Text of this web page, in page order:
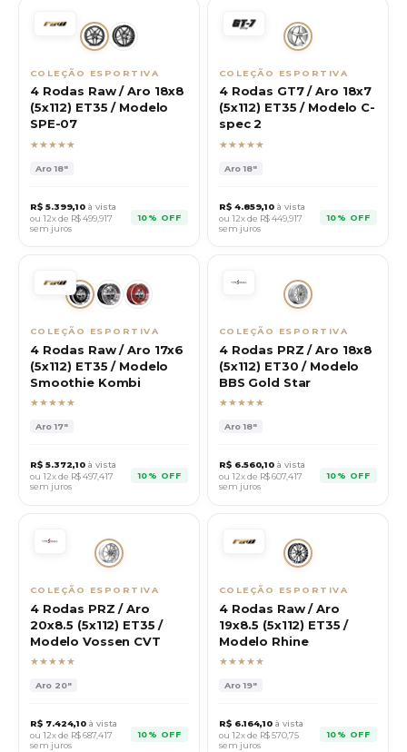
COLEÇÃO ESPORTIVA
4 Rodas Raw / Aro 18x8
(5x112) ET35 / Modelo
SPE-07
★★★★★
Aro18"
R$ 5.399,10 à vista
ou 12x de R$499,917
sem juros
10% OFF
COLEÇÃO ESPORTIVA
4 Rodas GT7 / Aro 18x7
(5x112) ET35 / Modelo C-
spec 2
★★★★★
Aro18"
R$ 4.859,10 à vista
ou 12x de R$449,917
sem juros
10% OFF
COLEÇÃO ESPORTIVA
4 Rodas Raw / Aro 17x6
(5x112) ET35 / Modelo
Smoothie Kombi
★★★★★
Aro17"
R$ 5.372,10 à vista
ou 12x de R$497,417
sem juros
10% OFF
COLEÇÃO ESPORTIVA
4 Rodas PRZ / Aro 18x8
(5x112) ET30 / Modelo
BBS Gold Star
★★★★★
Aro18"
R$ 6.560,10 à vista
ou 12x de R$607,417
sem juros
10% OFF
COLEÇÃO ESPORTIVA
4 Rodas PRZ / Aro
20x8.5 (5x112) ET35 /
Modelo Vossen CVT
★★★★★
Aro 20"
R$ 7.424,10 à vista
ou 12x de R$687,417
sem juros
10% OFF
COLEÇÃO ESPORTIVA
4 Rodas Raw / Aro
19x8.5 (5x112) ET35 /
Modelo Rhine
★★★★★
Aro19"
R$ 6.164,10 à vista
ou 12x de R$570,75
sem juros
10% OFF